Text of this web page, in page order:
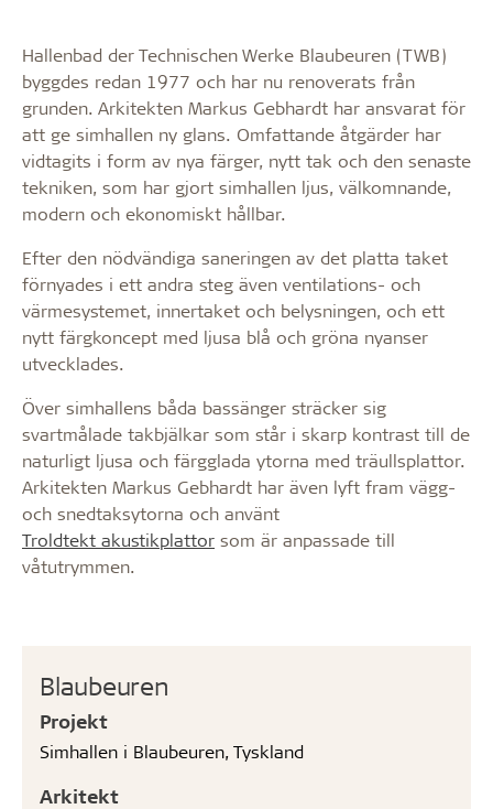
Blaubeuren
Projekt
Simhallen i Blaubeuren, Tyskland
Arkitekt
Hallenbad der Technischen Werke Blaubeuren (TWB)
byggdes redan 1977 och har nu renoverats från
grunden. Arkitekten Markus Gebhardt har ansvarat för
att ge simhallen ny glans. Omfattande åtgärder har
vidtagits i form av nya färger, nytt tak och den senaste
tekniken, som har gjort simhallen ljus, välkomnande,
modern och ekonomiskt hållbar.
Efter den nödvändiga saneringen av det platta taket
förnyades i ett andra steg även ventilations- och
värmesystemet, innertaket och belysningen, och ett
nytt färgkoncept med ljusa blå och gröna nyanser
utvecklades.
Över simhallens båda bassänger sträcker sig
svartmålade takbjälkar som står i skarp kontrast till de
naturligt ljusa och färgglada ytorna med träullsplattor.
Arkitekten Markus Gebhardt har även lyft fram vägg-
och snedtaksytorna och använt
Troldtekt akustikplattor som är anpassade till
våtutrymmen.